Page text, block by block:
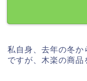
私自身、去年の冬か
ですが、木楽の商品